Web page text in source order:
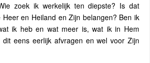
zoek ik werkelijk ten diepste? Is dat
en Heiland en Zijn belangen? Ben ik
ik heb en wat meer is, wat ik in Hem
eens eerlijk afvragen en wel voor Zijn